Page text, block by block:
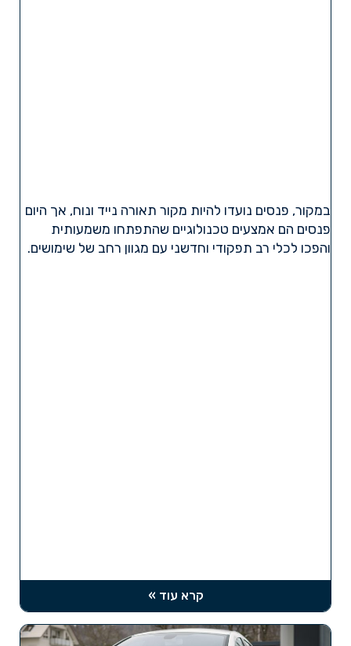
במקור, פנסים נועדו להיות מקור תאורה נייד ונוח, אך היום
פנסים הם אמצעים טכנולוגיים שהתפתחו משמעותית
והפכו לכלי רב תפקודי וחדשני עם מגוון רחב של שימושים.
קרא עוד »